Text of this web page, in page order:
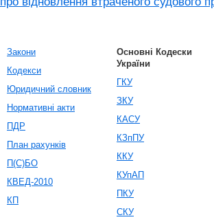
Закони
Кодекси
Юридичний словник
Нормативні акти
ПДР
План рахунків
П(С)БО
КВЕД-2010
КП
Основні Кодески
України
ГКУ
ЗКУ
КАСУ
КЗпПУ
ККУ
КУпАП
ПКУ
СКУ